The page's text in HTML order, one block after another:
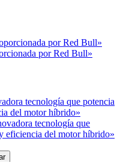
por Red Bull»
tecnología que potencia
del motor híbrido»